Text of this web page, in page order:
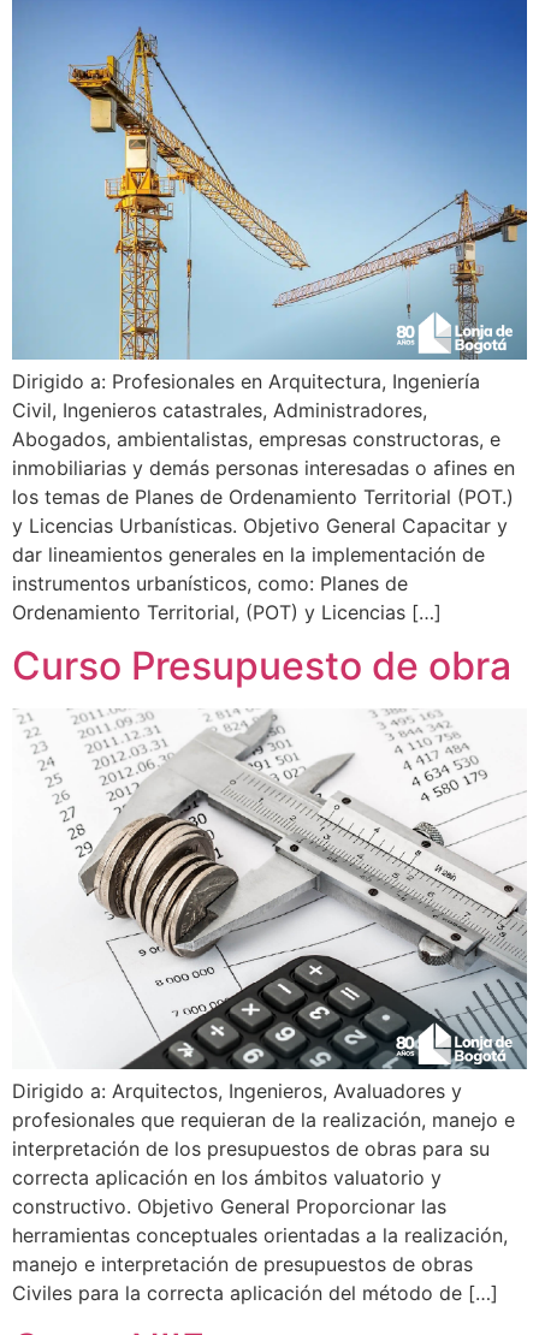
Dirigido a: Profesionales en Arquitectura, Ingeniería
Civil, Ingenieros catastrales, Administradores,
Abogados, ambientalistas, empresas constructoras, e
inmobiliarias y demás personas interesadas o afines en
los temas de Planes de Ordenamiento Territorial (POT.)
y Licencias Urbanísticas. Objetivo General Capacitar y
dar lineamientos generales en la implementación de
instrumentos urbanísticos, como: Planes de
Ordenamiento Territorial, (POT) y Licencias […]
Curso Presupuesto de obra
Dirigido a: Arquitectos, Ingenieros, Avaluadores y
profesionales que requieran de la realización, manejo e
interpretación de los presupuestos de obras para su
correcta aplicación en los ámbitos valuatorio y
constructivo. Objetivo General Proporcionar las
herramientas conceptuales orientadas a la realización,
manejo e interpretación de presupuestos de obras
Civiles para la correcta aplicación del método de […]